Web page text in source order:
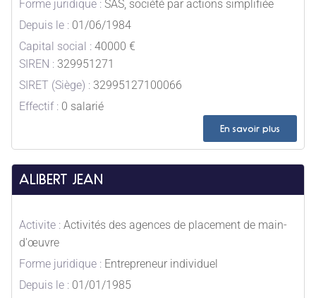
Forme juridique : SAS, société par actions simplifiée
Depuis le : 01/06/1984
Capital social : 40000 €
SIREN : 329951271
SIRET (Siège) : 32995127100066
Effectif : 0 salarié
En savoir plus
ALIBERT JEAN
Activite : Activités des agences de placement de main-
d'œuvre
Forme juridique : Entrepreneur individuel
Depuis le : 01/01/1985